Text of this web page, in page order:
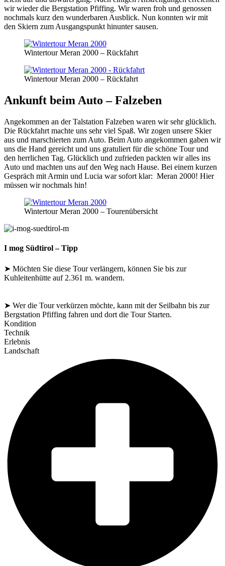
wir wieder die Bergstation Pfiffing. Wir waren froh und genossen
nochmals kurz den wunderbaren Ausblick. Nun konnten wir mit
den Skiern zum Ausgangspunkt hinunter sausen.
Wintertour Meran 2000 – Rückfahrt
Wintertour Meran 2000 – Rückfahrt
Ankunft beim Auto – Falzeben
Angekommen an der Talstation Falzeben waren wir sehr glücklich.
Die Rückfahrt machte uns sehr viel Spaß. Wir zogen unsere Skier
aus und marschierten zum Auto. Beim Auto angekommen gaben wir
uns die Hand gereicht und uns gratuliert für die schöne Tour und
den herrlichen Tag. Glücklich und zufrieden packten wir alles ins
Auto und machten uns auf den Weg nach Hause. Bei einem kurzen
Gespräch mit Armin und Lucia war sofort klar: Meran 2000! Hier
müssen wir nochmals hin!
Wintertour Meran 2000 – Tourenübersicht
I mog Südtirol – Tipp
➤ Möchten Sie diese Tour verlängern, können Sie bis zur
Kuhleitenhütte auf 2.361 m. wandern.
➤ Wer die Tour verkürzen möchte, kann mit der Seilbahn bis zur
Bergstation Pfiffing fahren und dort die Tour Starten.
Kondition
Technik
Erlebnis
Landschaft